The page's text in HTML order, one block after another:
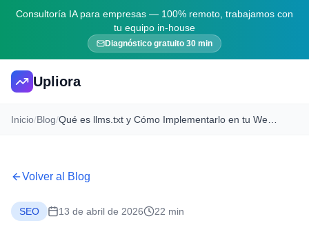
Consultoría IA para empresas — 100% remoto, trabajamos con
tu equipo in-house
Diagnóstico gratuito 30 min
Upliora
Inicio/Blog/
Volver al Blog
SEO 13 de abril de 2026 22 min